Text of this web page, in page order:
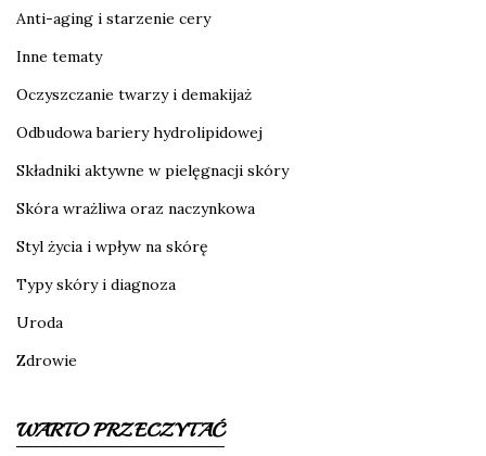
Anti-aging i starzenie cery
Inne tematy
Oczyszczanie twarzy i demakijaż
Odbudowa bariery hydrolipidowej
Składniki aktywne w pielęgnacji skóry
Skóra wrażliwa oraz naczynkowa
Styl życia i wpływ na skórę
Typy skóry i diagnoza
Uroda
Zdrowie
WARTO PRZECZYTAĆ